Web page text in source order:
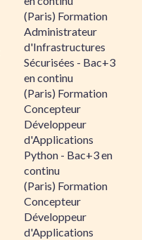
(Paris) Formation
Administrateur
d'Infrastructures
Sécurisées - Bac+3
en continu
(Paris) Formation
Concepteur
Développeur
d'Applications
Python - Bac+3 en
continu
(Paris) Formation
Concepteur
Développeur
d'Applications